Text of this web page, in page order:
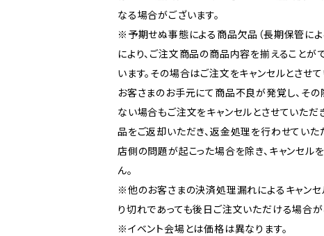
なる場合がございます。
※予期せぬ事態による商品欠品（長期保管に
により、ご注文商品の商品内容を揃えることが
います。その場合はご注文をキャンセルとさせて
お客さまのお手元にて商品不良が発覚し、そ
ない場合もご注文をキャンセルとさせていただ
品をご返却いただき、返金処理を行わせていただ
店側の問題が起こった場合を除き、キャンセル
ん。
※他のお客さまの決済処理漏れによるキャンセ
り切れであっても後日ご注文いただける場合が
※イベント会場とは価格は異なります。